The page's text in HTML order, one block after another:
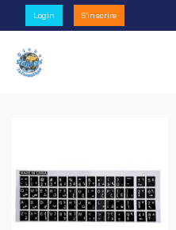
Login S'inscrire